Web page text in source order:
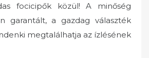
focicipők közül! A minőség
garantált, a gazdag választék
megtalálhatja az ízlésének